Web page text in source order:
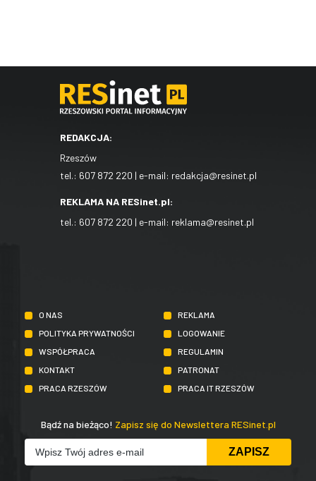
REDAKCJA:
Rzeszów
tel.: 607 872 220 | e-mail: redakcja@resinet.pl
REKLAMA NA RESinet.pl:
tel.: 607 872 220 | e-mail: reklama@resinet.pl
O NAS
REKLAMA
POLITYKA PRYWATNOŚCI
LOGOWANIE
WSPÓŁPRACA
REGULAMIN
KONTAKT
PATRONAT
PRACA RZESZÓW
PRACA IT RZESZÓW
Bądź na bieżąco! Zapisz się do Newslettera RESinet.pl